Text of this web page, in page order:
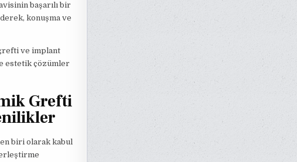
başarılı bir
konuşma ve
grefti ve implant
estetik çözümler
Grefti
biri olarak kabul